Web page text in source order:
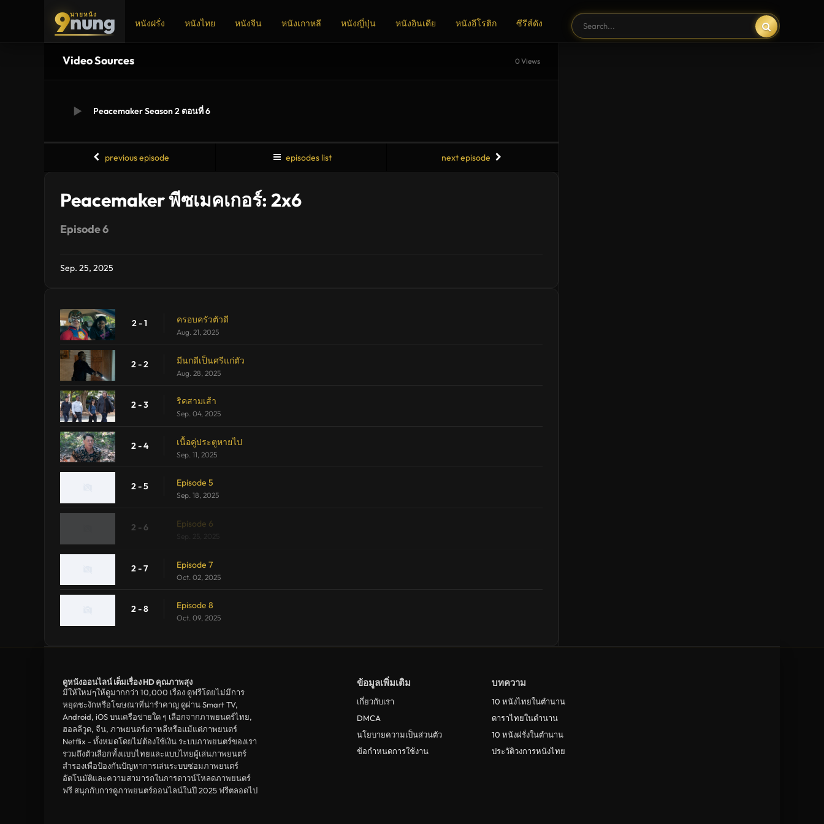
9นายหนัง
nung หนังฝรั่ง หนังไทย หนังจีน หนังเกาหลี หนังญี่ปุ่น หนังอินเดีย หนังอีโรติก ซีรีส์ดัง
Video Sources 0 Views
Peacemaker Season 2 ตอนที่ 6
previous episode episodes list next episode
Peacemaker พีซเมคเกอร์: 2x6
Episode 6
Sep. 25, 2025
2 - 1 ครอบครัวตัวดี
Aug. 21, 2025
2 - 2 มีนกดีเป็นศรีแก่ตัว
Aug. 28, 2025
2 - 3 ริคสามเส้า
Sep. 04, 2025
2 - 4 เนื้อคู่ประตูหายไป
Sep. 11, 2025
2 - 5 Episode 5
Sep. 18, 2025
2 - 6 Episode 6
2 - 7 Episode 7
Oct. 02, 2025
2 - 8 Episode 8
Oct. 09, 2025
ข้อมูลเพิ่มเติม
เกี่ยวกับเรา
DMCA
นโยบายความเป็นส่วนตัว
ข้อกำหนดการใช้งาน
บทความ
10 หนังไทยในตำนาน
ดาราไทยในตำนาน
10 หนังฝรั่งในตำนาน
ประวัติวงการหนังไทย
ดูหนังออนไลน์ เต็มเรื่อง HD คุณภาพสุง
มีให้ใหม่ๆให้ดูมากกว่า 10,000 เรื่อง ดูฟรีโดยไม่มีการ
หยุดชะงักหรือโฆษณาที่น่ารำคาญ ดูผ่าน Smart TV,
Android, iOS บนเครือข่ายใด ๆ เลือกจากภาพยนตร์ไทย,
ฮอลลีวูด, จีน, ภาพยนตร์เกาหลีหรือแม้แต่ภาพยนตร์
Netflix - ทั้งหมดโดยไม่ต้องใช้เงิน ระบบภาพยนตร์ของเรา
รวมถึงตัวเลือกทั้งแบบไทยและแบบไทยผู้เล่นภาพยนตร์
สำรองเพื่อป้องกันปัญหาการเล่นระบบซ่อมภาพยนตร์
อัตโนมัติและความสามารถในการดาวน์โหลดภาพยนตร์
ฟรี สนุกกับการดูภาพยนตร์ออนไลน์ในปี 2025 ฟรีตลอดไป